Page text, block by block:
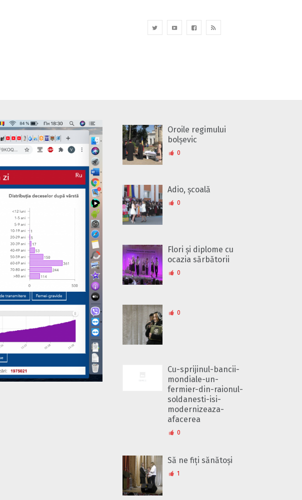
Oroile regimului
bolșevic
0
Adio, școală
0
Flori și diplome cu
ocazia sărbătorii
0
0
Cu-sprijinul-bancii-
mondiale-un-
fermier-din-raionul-
soldanesti-isi-
modernizeaza-
afacerea
0
Să ne fiți sănătoși
1